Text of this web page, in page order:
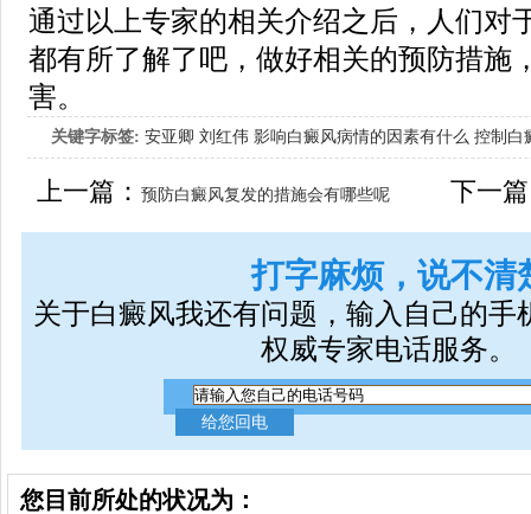
通过以上专家的相关介绍之后，人们对
都有所了解了吧，做好相关的预防措施
害。
关键字标签: 安亚卿 刘红伟 影响白癜风病情的因素有什么 控制白
女生应该如何治疗呢
上一篇：预防白癜风复发的措施会有哪些呢 下一
打字麻烦，说不清
关于白癜风我还有问题，输入自己的手
权威专家电话服务。
您目前所处的状况为：